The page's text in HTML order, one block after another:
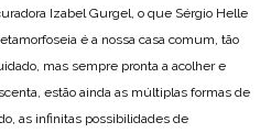
Izabel Gurgel, o que Sérgio Helle
é a nossa casa comum, tão
mas sempre pronta a acolher e
estão ainda as múltiplas formas de
as infinitas possibilidades de